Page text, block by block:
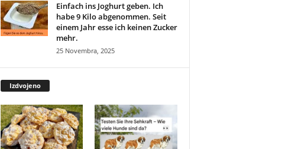
Einfach ins Joghurt geben. Ich
habe 9 Kilo abgenommen. Seit
einem Jahr esse ich keinen Zucker
mehr.
25 Novembra, 2025
Izdvojeno